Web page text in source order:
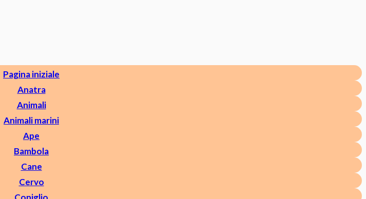
Pagina iniziale
Anatra
Animali
Animali marini
Ape
Bambola
Cane
Cervo